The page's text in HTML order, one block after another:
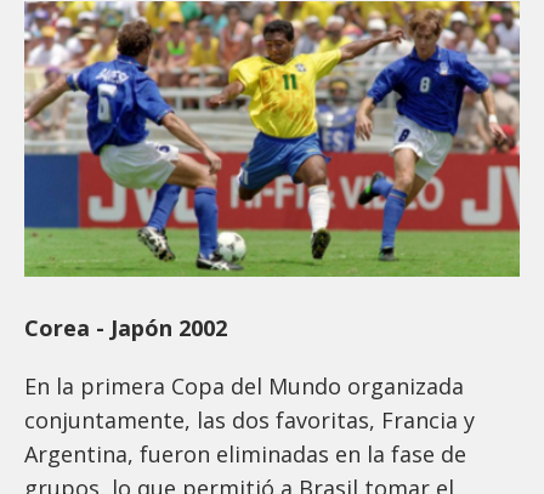
Corea - Japón 2002
En la primera Copa del Mundo organizada
conjuntamente, las dos favoritas, Francia y
Argentina, fueron eliminadas en la fase de